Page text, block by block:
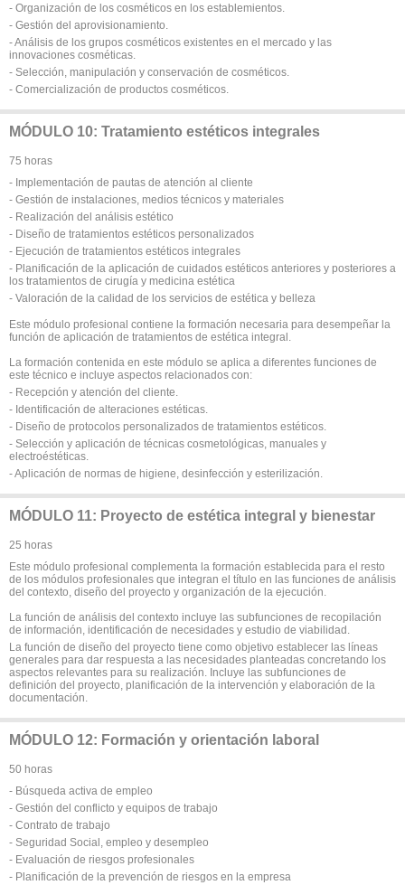
- Organización de los cosméticos en los establemientos.
- Gestión del aprovisionamiento.
- Análisis de los grupos cosméticos existentes en el mercado y las
innovaciones cosméticas.
- Selección, manipulación y conservación de cosméticos.
- Comercialización de productos cosméticos.
MÓDULO 10: Tratamiento estéticos integrales
75 horas
- Implementación de pautas de atención al cliente
- Gestión de instalaciones, medios técnicos y materiales
- Realización del análisis estético
- Diseño de tratamientos estéticos personalizados
- Ejecución de tratamientos estéticos integrales
- Planificación de la aplicación de cuidados estéticos anteriores y posteriores a
los tratamientos de cirugía y medicina estética
- Valoración de la calidad de los servicios de estética y belleza
Este módulo profesional contiene la formación necesaria para desempeñar la
función de aplicación de tratamientos de estética integral.
La formación contenida en este módulo se aplica a diferentes funciones de
este técnico e incluye aspectos relacionados con:
- Recepción y atención del cliente.
- Identificación de alteraciones estéticas.
- Diseño de protocolos personalizados de tratamientos estéticos.
- Selección y aplicación de técnicas cosmetológicas, manuales y
electroéstéticas.
- Aplicación de normas de higiene, desinfección y esterilización.
MÓDULO 11: Proyecto de estética integral y bienestar
25 horas
Este módulo profesional complementa la formación establecida para el resto
de los módulos profesionales que integran el título en las funciones de análisis
del contexto, diseño del proyecto y organización de la ejecución.
La función de análisis del contexto incluye las subfunciones de recopilación
de información, identificación de necesidades y estudio de viabilidad.
La función de diseño del proyecto tiene como objetivo establecer las líneas
generales para dar respuesta a las necesidades planteadas concretando los
aspectos relevantes para su realización. Incluye las subfunciones de
definición del proyecto, planificación de la intervención y elaboración de la
documentación.
MÓDULO 12: Formación y orientación laboral
50 horas
- Búsqueda activa de empleo
- Gestión del conflicto y equipos de trabajo
- Contrato de trabajo
- Seguridad Social, empleo y desempleo
- Evaluación de riesgos profesionales
- Planificación de la prevención de riesgos en la empresa